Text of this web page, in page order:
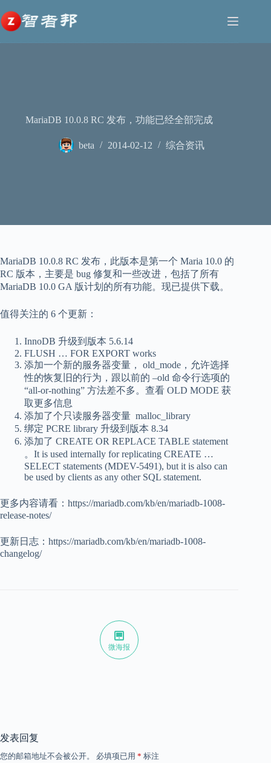
至
内
容
MariaDB 10.0.8 RC 发布，功能已经全部完成
beta 2014-02-12 综合资讯
MariaDB 10.0.8 RC 发布，此版本是第一个 Maria 10.0 的
RC 版本，主要是 bug 修复和一些改进，包括了所有
MariaDB 10.0 GA 版计划的所有功能。现已提供下载。
值得关注的 6 个更新：
InnoDB 升级到版本 5.6.14
FLUSH … FOR EXPORT works
添加一个新的服务器变量， old_mode，允许选择
性的恢复旧的行为，跟以前的 –old 命令行选项的
“all-or-nothing” 方法差不多。查看 OLD MODE 获
取更多信息
添加了个只读服务器变量 malloc_library
绑定 PCRE library 升级到版本 8.34
添加了 CREATE OR REPLACE TABLE statement
。It is used internally for replicating CREATE …
SELECT statements (MDEV-5491), but it is also can
be used by clients as any other SQL statement.
更多内容请看：https://mariadb.com/kb/en/mariadb-1008-
release-notes/
更新日志：https://mariadb.com/kb/en/mariadb-1008-
changelog/
微海报
发表回复
您的邮箱地址不会被公开。 必填项已用 * 标注